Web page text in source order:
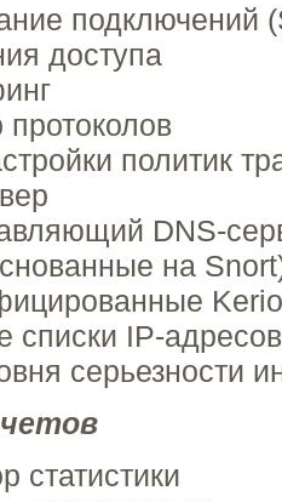
подключений
доступа
протоколов
политик
DNS-
на
списки IP-адресов
серьезности
статистики